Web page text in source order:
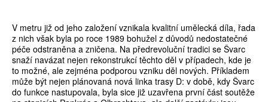
V metru již od jeho založení vznikala kvalitní umělecká díla, řada
z nich však byla po roce 1989 bohužel z důvodů nedostatečné
péče odstraněna a zničena. Na předrevoluční tradici se Švarc
snaží navázat nejen rekonstrukcí těchto děl v případech, kde je
to možné, ale zejména podporou vzniku děl nových. Příkladem
může být nejen plánovaná nová linka trasy D: v době, kdy Švarc
do funkce nastupovala, byla sice již uzavřena první část soutěže